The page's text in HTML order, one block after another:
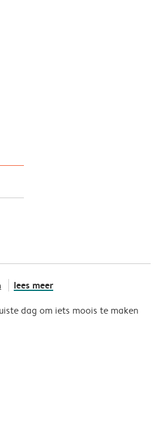
lees meer
dag om iets moois te maken